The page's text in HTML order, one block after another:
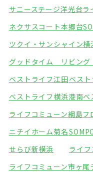
サニーステージ洋光台ラ
ネクサスコート本郷台
ツクイ・サンシャイン横
グッドタイム リビン
ベストライフ江田ベス
ベストライフ横浜港南ベ
ライフコミューン綱島フ
ニチイホーム菊名
せらび新横浜
ライ
ライフコミューン市ヶ尾